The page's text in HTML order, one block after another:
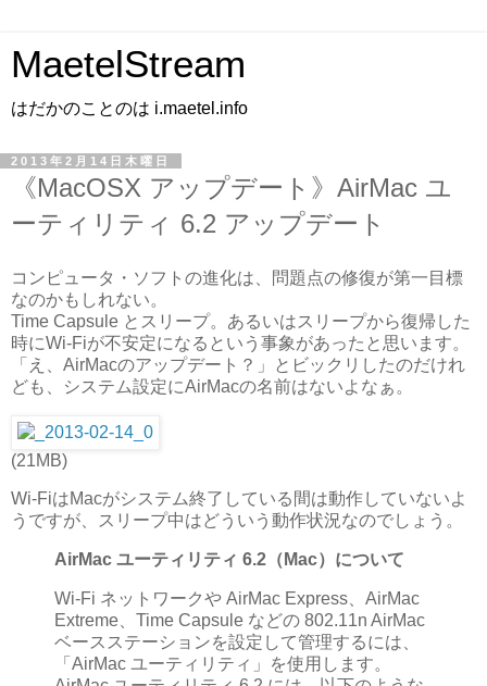
MaetelStream
はだかのことのは i.maetel.info
2013年2月14日木曜日
《MacOSX アップデート》AirMac ユ
ーティリティ 6.2 アップデート
コンピュータ・ソフトの進化は、問題点の修復が第一目標
なのかもしれない。
Time Capsule とスリープ。あるいはスリープから復帰した
時にWi-Fiが不安定になるという事象があったと思います。
「え、AirMacのアップデート？」とビックリしたのだけれ
ども、システム設定にAirMacの名前はないよなぁ。
(21MB)
Wi-FiはMacがシステム終了している間は動作していないよ
うですが、スリープ中はどういう動作状況なのでしょう。
AirMac ユーティリティ 6.2（Mac）について
Wi-Fi ネットワークや AirMac Express、AirMac
Extreme、Time Capsule などの 802.11n AirMac
ベースステーションを設定して管理するには、
「AirMac ユーティリティ」を使用します。